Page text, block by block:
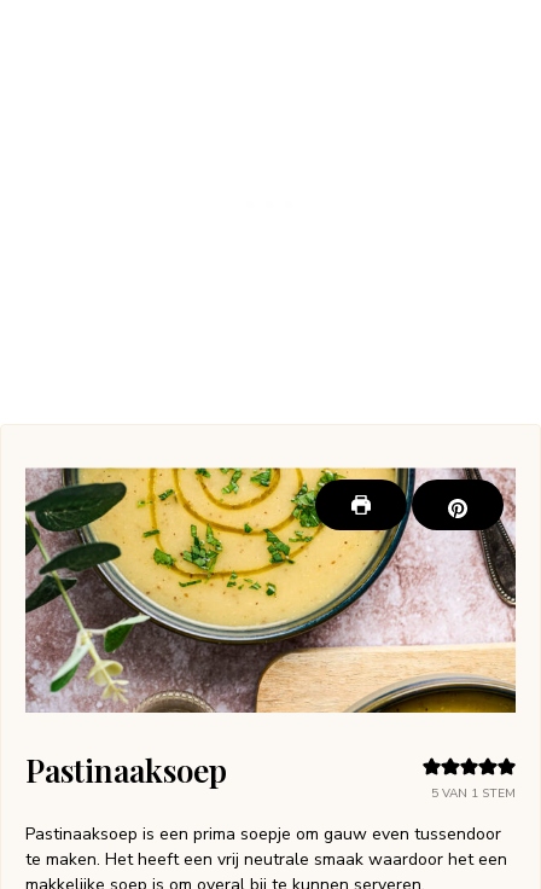
5 VAN 1 STEM
Pastinaaksoep
Pastinaaksoep is een prima soepje om gauw even tussendoor
te maken. Het heeft een vrij neutrale smaak waardoor het een